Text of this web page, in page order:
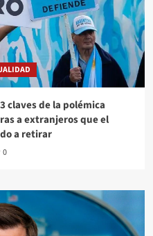
claves de la polémica
a extranjeros que el
a retirar
0